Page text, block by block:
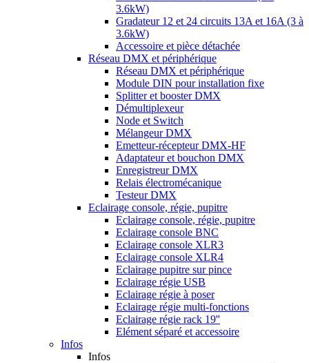
3.6kW)
Gradateur 12 et 24 circuits 13A et 16A (3 à
3.6kW)
Accessoire et pièce détachée
Réseau DMX et périphérique
Réseau DMX et périphérique
Module DIN pour installation fixe
Splitter et booster DMX
Démultiplexeur
Node et Switch
Mélangeur DMX
Emetteur-récepteur DMX-HF
Adaptateur et bouchon DMX
Enregistreur DMX
Relais électromécanique
Testeur DMX
Eclairage console, régie, pupitre
Eclairage console, régie, pupitre
Eclairage console BNC
Eclairage console XLR3
Eclairage console XLR4
Eclairage pupitre sur pince
Eclairage régie USB
Eclairage régie à poser
Eclairage régie multi-fonctions
Eclairage régie rack 19''
Elément séparé et accessoire
Infos
Infos